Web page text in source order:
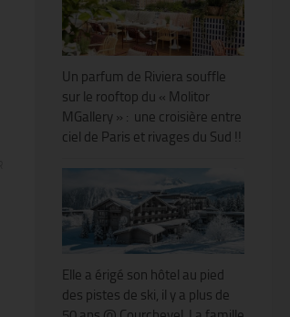
Un parfum de Riviera souffle
sur le rooftop du « Molitor
MGallery » : une croisière entre
ciel de Paris et rivages du Sud !!
Elle a érigé son hôtel au pied
des pistes de ski, il y a plus de